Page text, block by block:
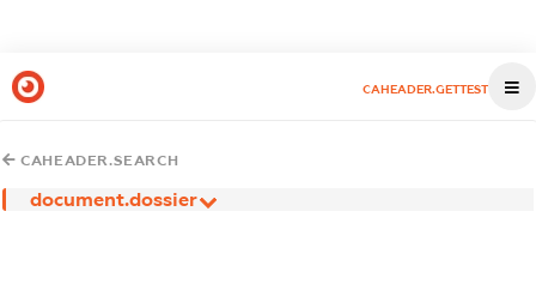
CAHEADER.GETTEST
CAHEADER.SEARCH
document.dossier